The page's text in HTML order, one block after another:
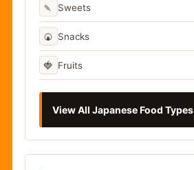
🍡 Sweets
🍘 Snacks
🍓 Fruits
View All Japanese Food Types